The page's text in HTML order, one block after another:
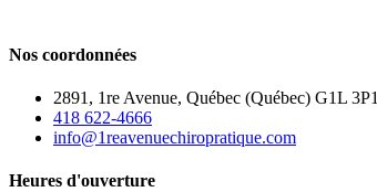
Nos coordonnées
2891, 1re Avenue, Québec (Québec) G1L 3P1
418 622-4666
info@1reavenuechiropratique.com
Heures d'ouverture